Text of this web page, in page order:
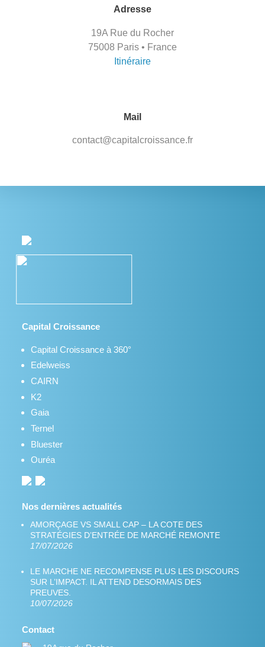
Adresse
19A Rue du Rocher
75008 Paris • France
Itinéraire
Mail
contact@capitalcroissance.fr
Capital Croissance
Capital Croissance à 360°
Edelweiss
CAIRN
K2
Gaia
Ternel
Bluester
Ouréa
Nos dernières actualités
AMORÇAGE VS SMALL CAP – LA COTE DES
STRATÉGIES D’ENTRÉE DE MARCHÉ REMONTE
17/07/2026
LE MARCHE NE RECOMPENSE PLUS LES DISCOURS
SUR L’IMPACT. IL ATTEND DESORMAIS DES
PREUVES.
10/07/2026
Contact